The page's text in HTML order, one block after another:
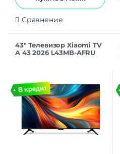
Сравнение
43″ Телевизор Xiaomi TV
A 43 2026 L43MB-AFRU